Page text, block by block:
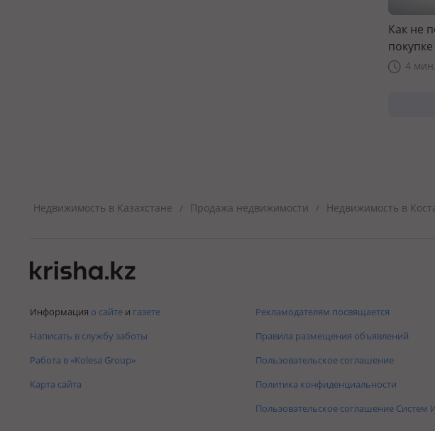
Как не
4
Недвижимость в Казахстане / Продажа недвижимости / Недвижимость в
Информация о сайте и газете
Написать в службу заботы
Работа в «Kolesa Group»
Карта сайта
Рекламодателям посвящается
Правила размещения объявлений
Пользовательское соглашение
Политика конфиденциальности
Пользовательское соглашение Систем